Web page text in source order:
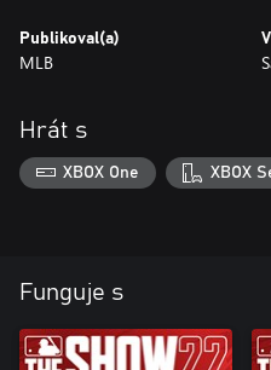
Publikoval(a)
MLB
Hrát s
XBOX One XBOX
Funguje s